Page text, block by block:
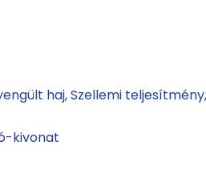
haj Szellemi teljesítmény
kivonat